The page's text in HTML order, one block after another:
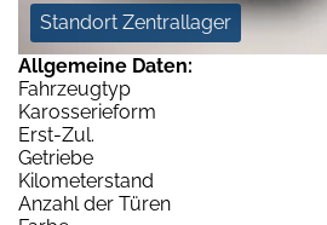
Standort Zentrallager
Allgemeine Daten:
Fahrzeugtyp
Karosserieform
Erst-Zul.
Getriebe
Kilometerstand
Anzahl der Türen